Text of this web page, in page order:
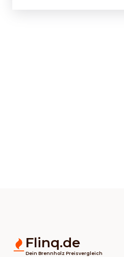
Flinq.de
Dein Brennholz Preisvergleich